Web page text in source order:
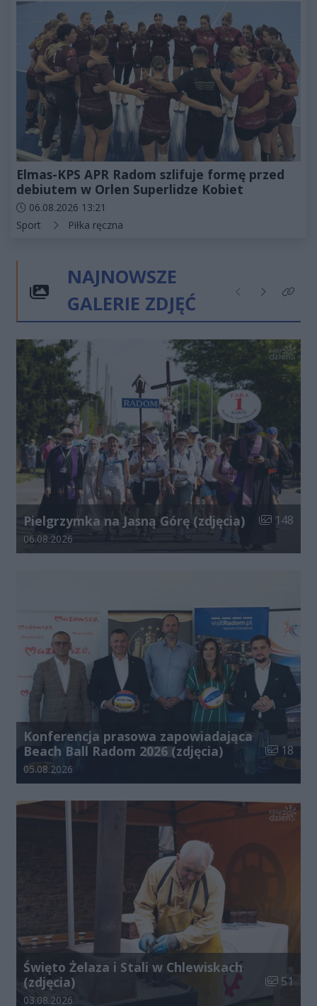
Elmas-KPS APR Radom szlifuje formę przed
debiutem w Orlen Superlidze Kobiet
Data dodania artykułu:
06.08.2026 13:21
Kategorie artykułu:
Sport Piłka ręczna
NAJNOWSZE
GALERIE ZDJĘĆ
Poprzednie
NastępneKliknij
Pielgrzymka na Jasną Górę (zdjęcia) Liczba
148
Data dodania galerii:
06.08.2026
Konferencja prasowa zapowiadająca
Beach Ball Radom 2026 (zdjęcia)
Liczba
18
Data dodania galerii:
05.08.2026
Święto Żelaza i Stali w Chlewiskach
(zdjęcia)
Liczba
51
Data dodania galerii:
03.08.2026